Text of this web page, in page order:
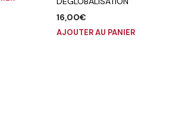
16,00€
AJOUTER AU PANIER